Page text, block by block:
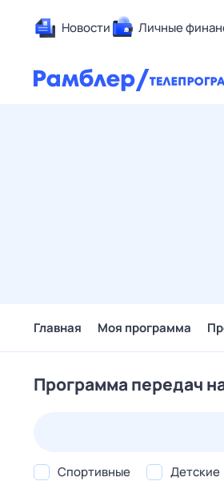
Новости Личные
Главная Моя программа
Программа передач
Спортивные Детские